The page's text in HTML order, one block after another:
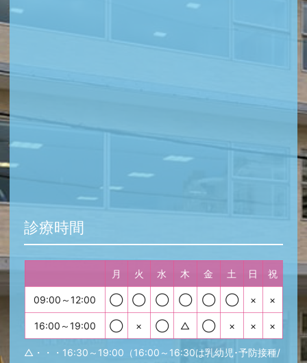
診療時間
月 火 水 木 金 土 日 祝
09:00～12:00 ◯ ◯ ◯ ◯ ◯ ◯ × ×
16:00～19:00 ◯ × ◯ △ ◯ × × ×
△・・・16:30～19:00（16:00～16:30は乳幼児･予防接種/